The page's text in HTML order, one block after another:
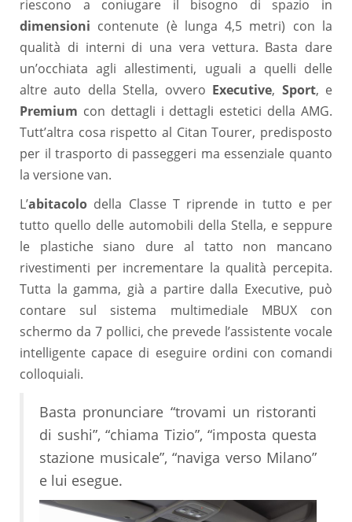
riescono a coniugare il bisogno di spazio in
dimensioni contenute (è lunga 4,5 metri) con la
qualità di interni di una vera vettura. Basta dare
un’occhiata agli allestimenti, uguali a quelli delle
altre auto della Stella, ovvero Executive, Sport, e
Premium con dettagli i dettagli estetici della AMG.
Tutt’altra cosa rispetto al Citan Tourer, predisposto
per il trasporto di passeggeri ma essenziale quanto
la versione van.
L’abitacolo della Classe T riprende in tutto e per
tutto quello delle automobili della Stella, e seppure
le plastiche siano dure al tatto non mancano
rivestimenti per incrementare la qualità percepita.
Tutta la gamma, già a partire dalla Executive, può
contare sul sistema multimediale MBUX con
schermo da 7 pollici, che prevede l’assistente vocale
intelligente capace di eseguire ordini con comandi
colloquiali.
Basta pronunciare “trovami un ristoranti
di sushi”, “chiama Tizio”, “imposta questa
stazione musicale”, “naviga verso Milano”
e lui esegue.